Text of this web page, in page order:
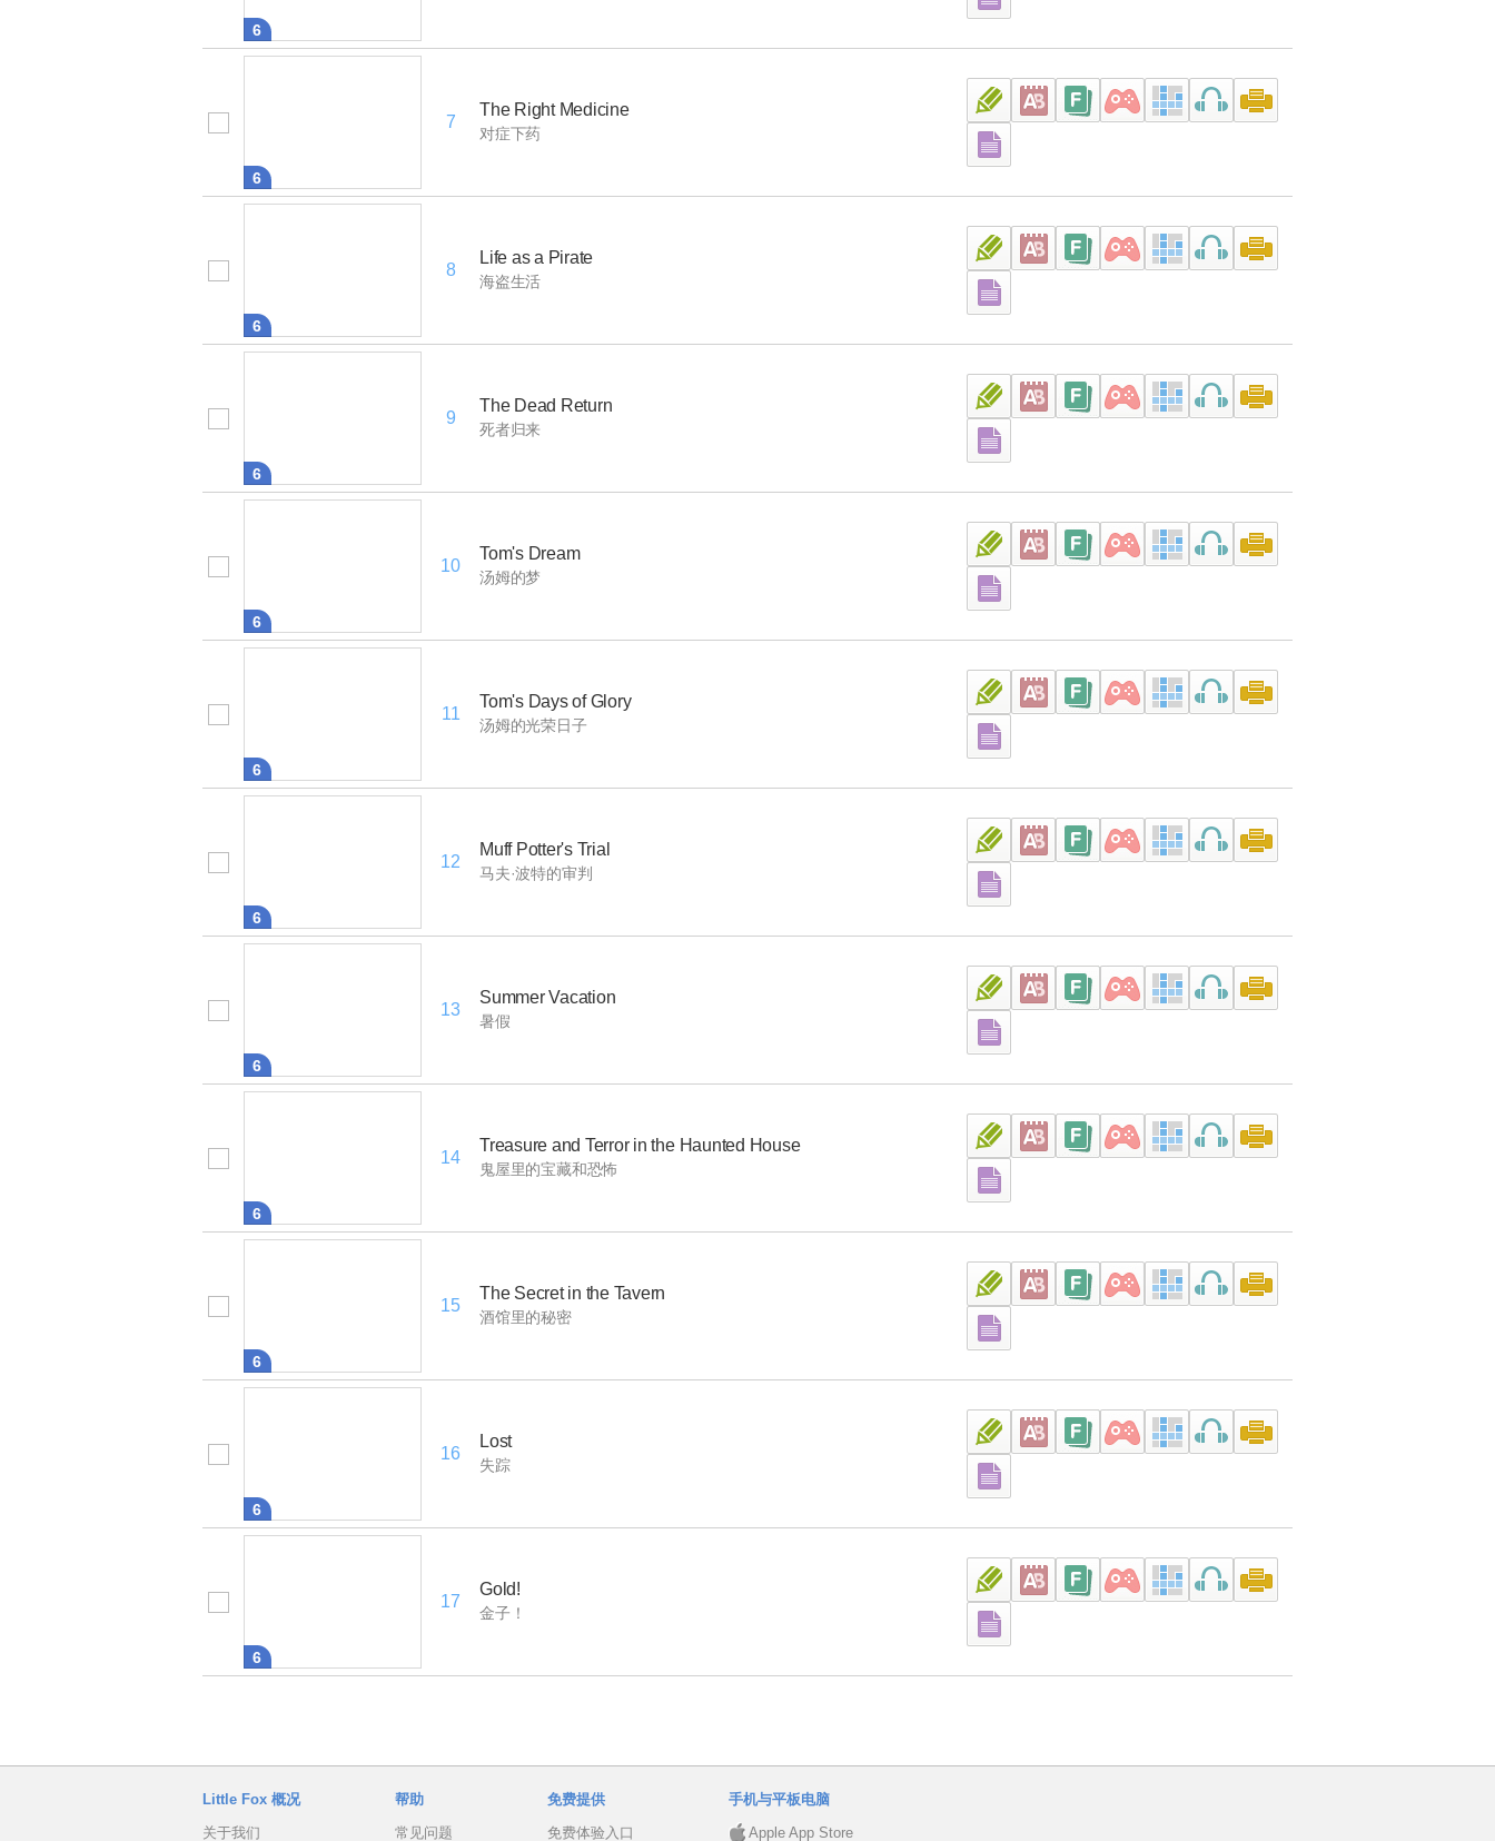
6
6
7
The Right Medicine
对症下药
6
8
Life as a Pirate
海盗生活
6
9
The Dead Return
死者归来
6
10
Tom's Dream
汤姆的梦
6
11
Tom's Days of Glory
汤姆的光荣日子
6
12
Muff Potter's Trial
马夫·波特的审判
6
13
Summer Vacation
暑假
6
14
Treasure and Terror in the Haunted House
鬼屋里的宝藏和恐怖
6
15
The Secret in the Tavern
酒馆里的秘密
6
16
Lost
失踪
6
17
Gold!
金子！
Little Fox 概况
关于我们
帮助
常见问题
免费提供
免费体验入口
手机与平板电脑
Apple App Store